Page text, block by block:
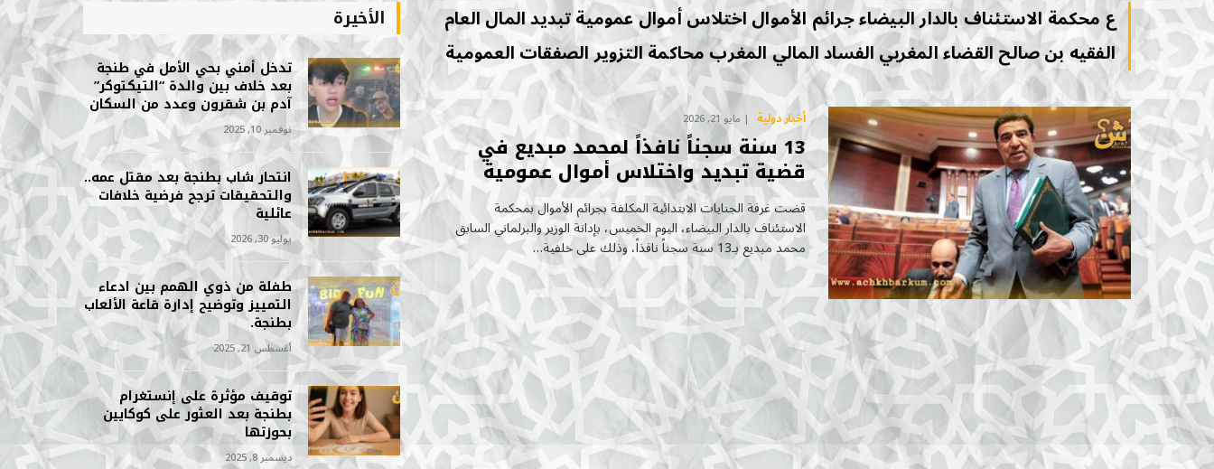
ع محكمة الاستئناف بالدار البيضاء جرائم الأموال اختلاس أموال عمومية تبديد المال العام
الفقيه بن صالح القضاء المغربي الفساد المالي المغرب محاكمة التزوير الصفقات العمومية
أخبار دولية مايو 21, 2026
13 سنة سجناً نافذاً لمحمد مبديع في
قضية تبديد واختلاس أموال عمومية
قضت غرفة الجنايات الابتدائية المكلفة بجرائم الأموال بمحكمة
الاستئناف بالدار البيضاء، اليوم الخميس، بإدانة الوزير والبرلماني السابق
محمد مبديع بـ13 سنة سجناً نافذاً، وذلك على خلفية…
الأخيرة
تدخل أمني بحي الأمل في طنجة
بعد خلاف بين والدة “التيكتوكر”
آدم بن شقرون وعدد من السكان
نوفمبر 10, 2025
انتحار شاب بطنجة بعد مقتل عمه..
والتحقيقات ترجح فرضية خلافات
عائلية
يوليو 30, 2026
طفلة من ذوي الهمم بين ادعاء
التمييز وتوضيح إدارة قاعة الألعاب
بطنجة.
أغسطس 21, 2025
توقيف مؤثرة على إنستغرام
بطنجة بعد العثور على كوكايين
بحوزتها
ديسمبر 8, 2025